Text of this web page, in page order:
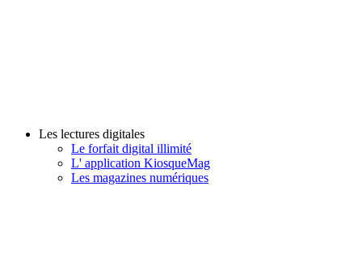
Les lectures digitales
Le forfait digital illimité
L' application KiosqueMag
Les magazines numériques